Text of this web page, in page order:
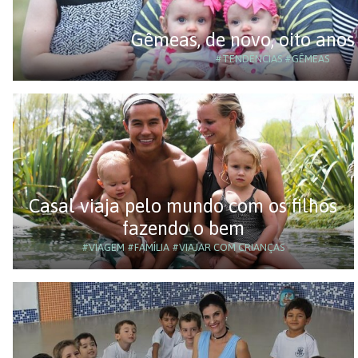
Gêmeas, de novo, oito
#TENDÊNCIAS#GÊMEAS
Casal viaja pelo mundo com os filhos
fazendo o bem
#VIAGEM #FAMÍLIA #VIAJAR COM CRIANÇAS